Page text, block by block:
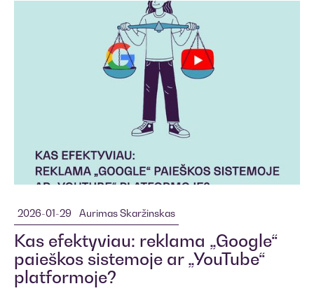
2026-01-29 Aurimas Skaržinskas
Kas efektyviau: reklama „Google“
paieškos sistemoje ar „YouTube“
platformoje?